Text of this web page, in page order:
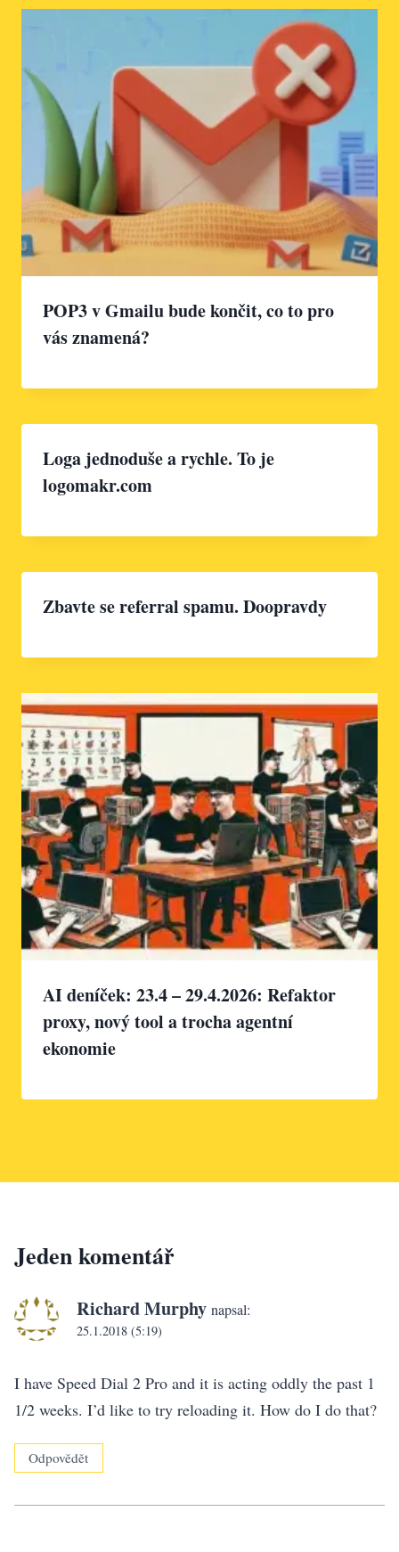
POP3 v Gmailu bude končit, co to pro
vás znamená?
Loga jednoduše a rychle. To je
logomakr.com
Zbavte se referral spamu. Doopravdy
AI deníček: 23.4 – 29.4.2026: Refaktor
proxy, nový tool a trocha agentní
ekonomie
Jeden komentář
Richard Murphy napsal:
25.1.2018 (5:19)
I have Speed Dial 2 Pro and it is acting oddly the past 1
1/2 weeks. I’d like to try reloading it. How do I do that?
Odpovědět